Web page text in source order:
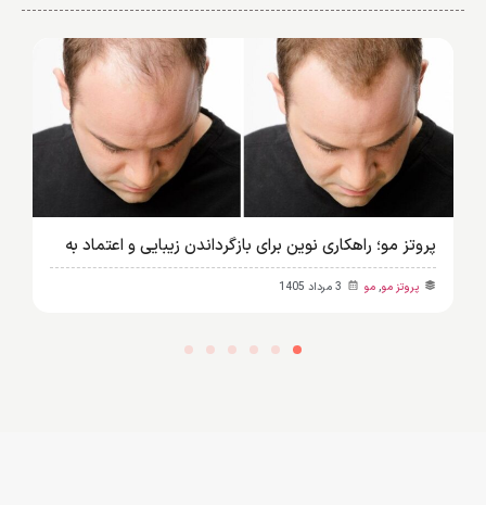
پروتز مو؛ راهکاری نوین برای بازگرداندن زیبایی و اعتماد به
نفس
پروتز مو,مو 3 مرداد 1405